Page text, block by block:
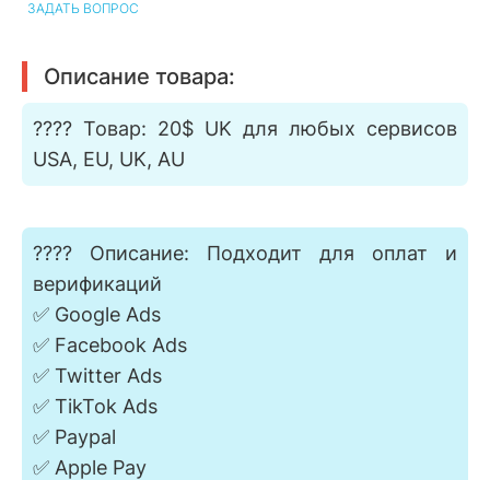
ЗАДАТЬ ВОПРОС
Описание товара:
???? Товар: 20$ UK для любых сервисов
USA, EU, UK, AU
???? Описание: Подходит для оплат и
верификаций
✅ Google Ads
✅ Facebook Ads
✅ Twitter Ads
✅ TikTok Ads
✅ Paypal
✅ Apple Pay